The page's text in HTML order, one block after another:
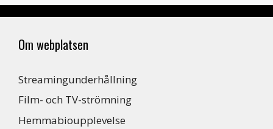
Om webplatsen
Streamingunderhållning
Film- och TV-strömning
Hemmabioupplevelse